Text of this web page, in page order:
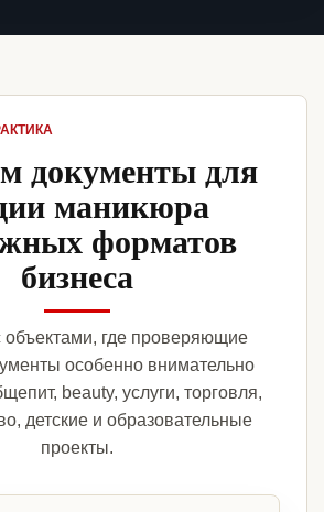
документы для
маникюра
форматов
бизнеса
объектами, где проверяющие
особенно внимательно
beauty, услуги, торговля,
детские и образовательные
проекты.